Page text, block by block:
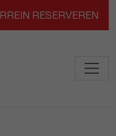
RESERVEREN